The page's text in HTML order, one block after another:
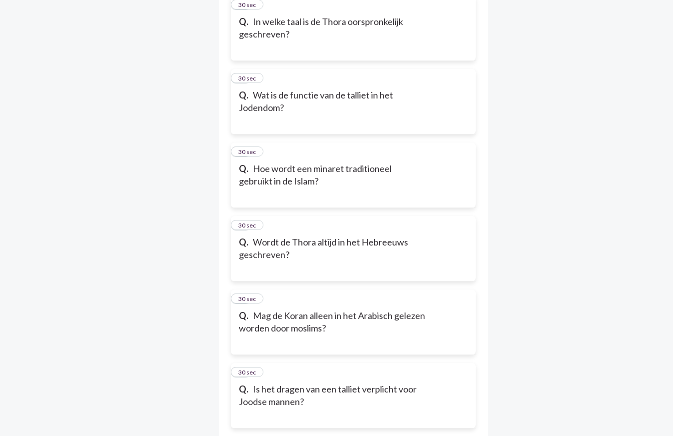
Q. In welke taal is de Thora oorspronkelijk
geschreven?
12
30 sec
Q. Wat is de functie van de talliet in het
Jodendom?
13
30 sec
Q. Hoe wordt een minaret traditioneel
gebruikt in de Islam?
14
30 sec
Q. Wordt de Thora altijd in het Hebreeuws
geschreven?
15
30 sec
Q. Mag de Koran alleen in het Arabisch gelezen
worden door moslims?
16
30 sec
Q. Is het dragen van een talliet verplicht voor
Joodse mannen?
17
30 sec